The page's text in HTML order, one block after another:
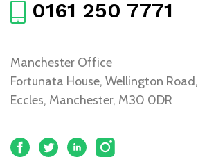
0161 250 7771
Manchester Office
Fortunata House, Wellington Road,
Eccles, Manchester, M30 0DR